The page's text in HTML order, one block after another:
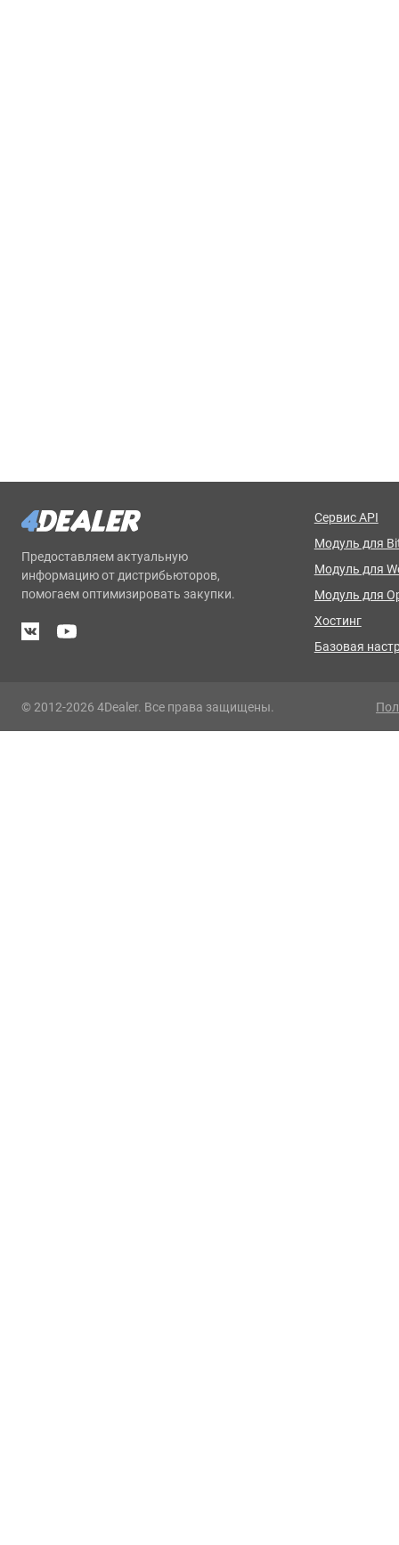
Предоставляем актуальную
информацию от дистрибьюторов,
помогаем оптимизировать закупки.
Сервис API
Модуль для
Модуль для
Модуль для
Хостинг
Базовая
© 2012-2026 4Dealer. Все права защищены.